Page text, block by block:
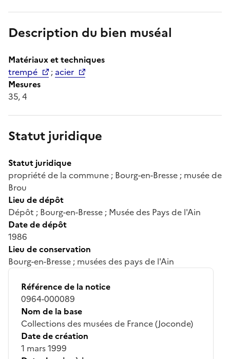
Description du bien muséal
Matériaux et techniques
trempé
; acier
Mesures
35, 4
Statut juridique
Statut juridique
propriété de la commune ; Bourg-en-Bresse ; musée de
Brou
Lieu de dépôt
Dépôt ; Bourg-en-Bresse ; Musée des Pays de l'Ain
Date de dépôt
1986
Lieu de conservation
Bourg-en-Bresse ; musées des pays de l'Ain
Référence de la notice
0964-000089
Nom de la base
Collections des musées de France (Joconde)
Date de création
1 mars 1999